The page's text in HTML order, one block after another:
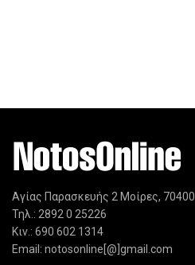
Αγίας Παρασκευής 2 Μοίρες, 70400
Τηλ.: 2892 0 25226
Κιν.: 690 602 1314
Email: notosonline[@]gmail.com